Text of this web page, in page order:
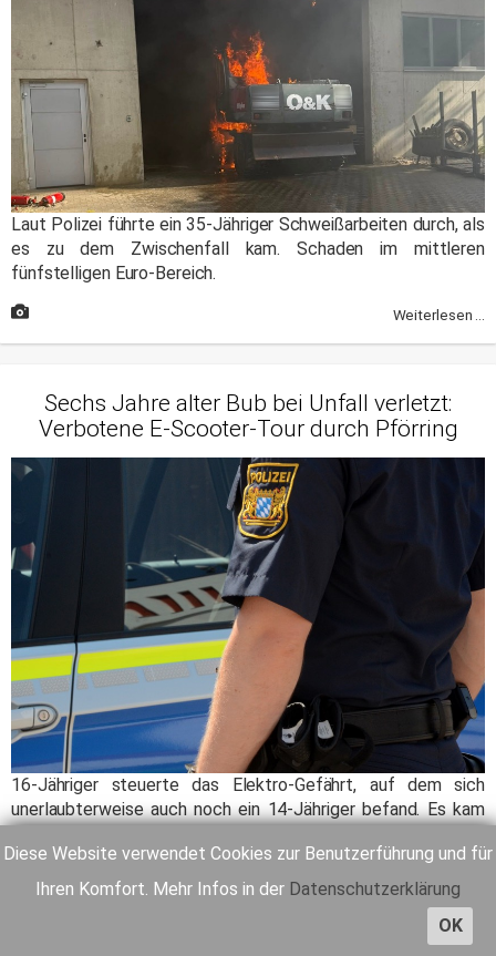
Diese Website verwendet Cookies zur Benutzerführung und für
Ihren Komfort. Mehr Infos in der Datenschutzerklärung
OK
Laut Polizei führte ein 35-Jähriger Schweißarbeiten durch, als
es zu dem Zwischenfall kam. Schaden im mittleren
fünfstelligen Euro-Bereich.
Weiterlesen ...
Sechs Jahre alter Bub bei Unfall verletzt:
Verbotene E-Scooter-Tour durch Pförring
16-Jähriger steuerte das Elektro-Gefährt, auf dem sich
unerlaubterweise auch noch ein 14-Jähriger befand. Es kam
Anzeige